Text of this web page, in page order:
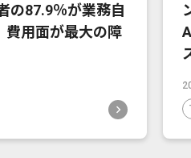
の87.9％が業務自
費用面が最大の障